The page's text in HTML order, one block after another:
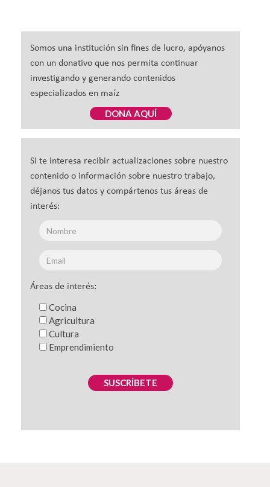
Somos una institución sin fines de lucro, apóyanos
con un donativo que nos permita continuar
investigando y generando contenidos
especializados en maíz
DONA AQUÍ
Si te interesa recibir actualizaciones sobre nuestro
contenido o información sobre nuestro trabajo,
déjanos tus datos y compártenos tus áreas de
interés:
Áreas de interés:
Cocina
Agricultura
Cultura
Emprendimiento
SUSCRÍBETE